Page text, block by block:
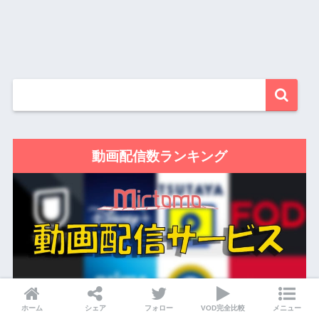
動画配信数ランキング
ホーム シェア フォロー VOD完全比較 メニュー